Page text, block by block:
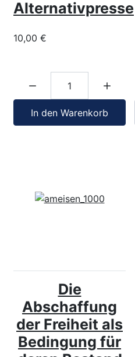
Alternativpresse
10,00 €
In den Warenkorb
Die
Abschaffung
der Freiheit als
Bedingung für